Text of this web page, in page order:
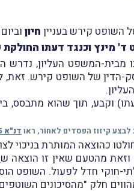
השופט קירש בעניין חיון וביום 29.5.2022 ניתן פסק-הדין בערעור.
מינץ וכנגד דעתו
מבית-המשפט העליון, נדרש
של השופט קירש. זאת,
קיזוז הפסדים לאחוֹר, ראו דנ"א 2308/15
כהוצאה המותרת בניכוי
וזאת מהטעם שאין זו
חוקי חדל לפעול. השופט
חלק "מהסיכונים